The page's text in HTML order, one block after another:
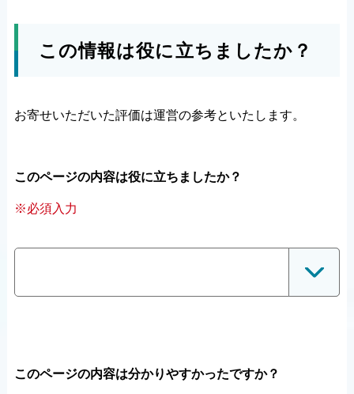
この情報は役に立ちましたか？
お寄せいただいた評価は運営の参考といたします。
このページの内容は役に立ちましたか？
※必須入力
このページの内容は分かりやすかったですか？